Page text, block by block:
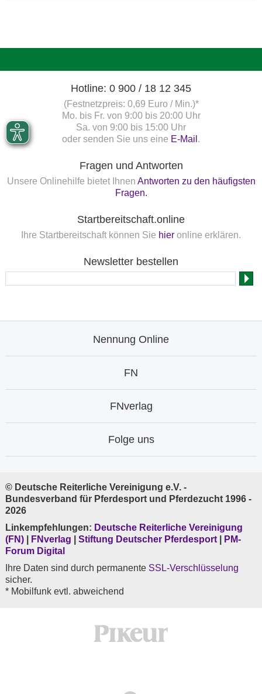
Hotline: 0 900 / 18 12 345
(Festnetzpreis: 0,69 Euro / Min.)*
Mo. bis Fr. von 9:00 bis 20:00 Uhr
Sa. von 9:00 bis 15:00 Uhr
oder senden Sie uns eine E-Mail .
Fragen und Antworten
Unsere Onlinehilfe bietet Ihnen Antworten zu den häufigsten
Fragen.
Startbereitschaft.online
Ihre Startbereitschaft können Sie hier online erklären.
Newsletter bestellen
Nennung Online
FN
FNverlag
Folge uns
© Deutsche Reiterliche Vereinigung e.V. -
Bundesverband für Pferdesport und Pferdezucht 1996 -
2026
Linkempfehlungen: Deutsche Reiterliche Vereinigung
(FN)
FNverlag Stiftung Deutscher Pferdesport
PM-
Forum Digital
Ihre Daten sind durch permanente SSL-Verschlüsselung
sicher.
* Mobilfunk evtl. abweichend